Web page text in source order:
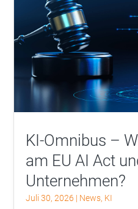
KI-Omnibus –
am EU AI Act
Unternehmen?
Juli 30, 2026 | News, KI